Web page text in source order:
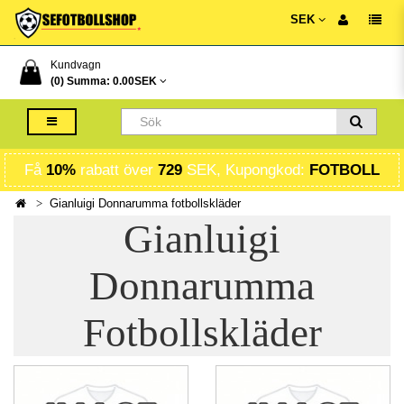
SEK
Kundvagn
(0) Summa: 0.00SEK
Få 10% rabatt över 729 SEK, Kupongkod: FOTBOLL
Gianluigi Donnarumma fotbollskläder
Gianluigi
Donnarumma
Fotbollskläder